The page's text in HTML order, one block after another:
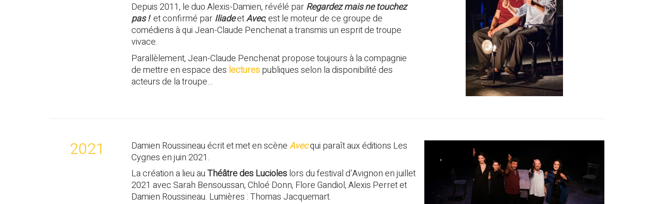
Depuis 2011, le duo Alexis-Damien, révélé parRegardez mais ne touchez
pas !et confirmé parIliadeetAvec, est le moteur de ce groupe de
comédiens à qui Jean-Claude Penchenat a transmis un esprit de troupe
vivace.
Parallèlement, Jean-Claude Penchenat propose toujours à la compagnie
de mettre en espace des lecturespubliques selon la disponibilité des
acteurs de la troupe…
2021 Damien Roussineau écrit et met en scèneAvecqui paraît aux éditions Les
Cygnes en juin 2021.
La création a lieu auThéâtre des Lucioleslors du festival d’Avignon en juillet
2021 avec Sarah Bensoussan, Chloé Donn, Flore Gandiol, Alexis Perret et
Damien Roussineau. Lumières : Thomas Jacquemart.